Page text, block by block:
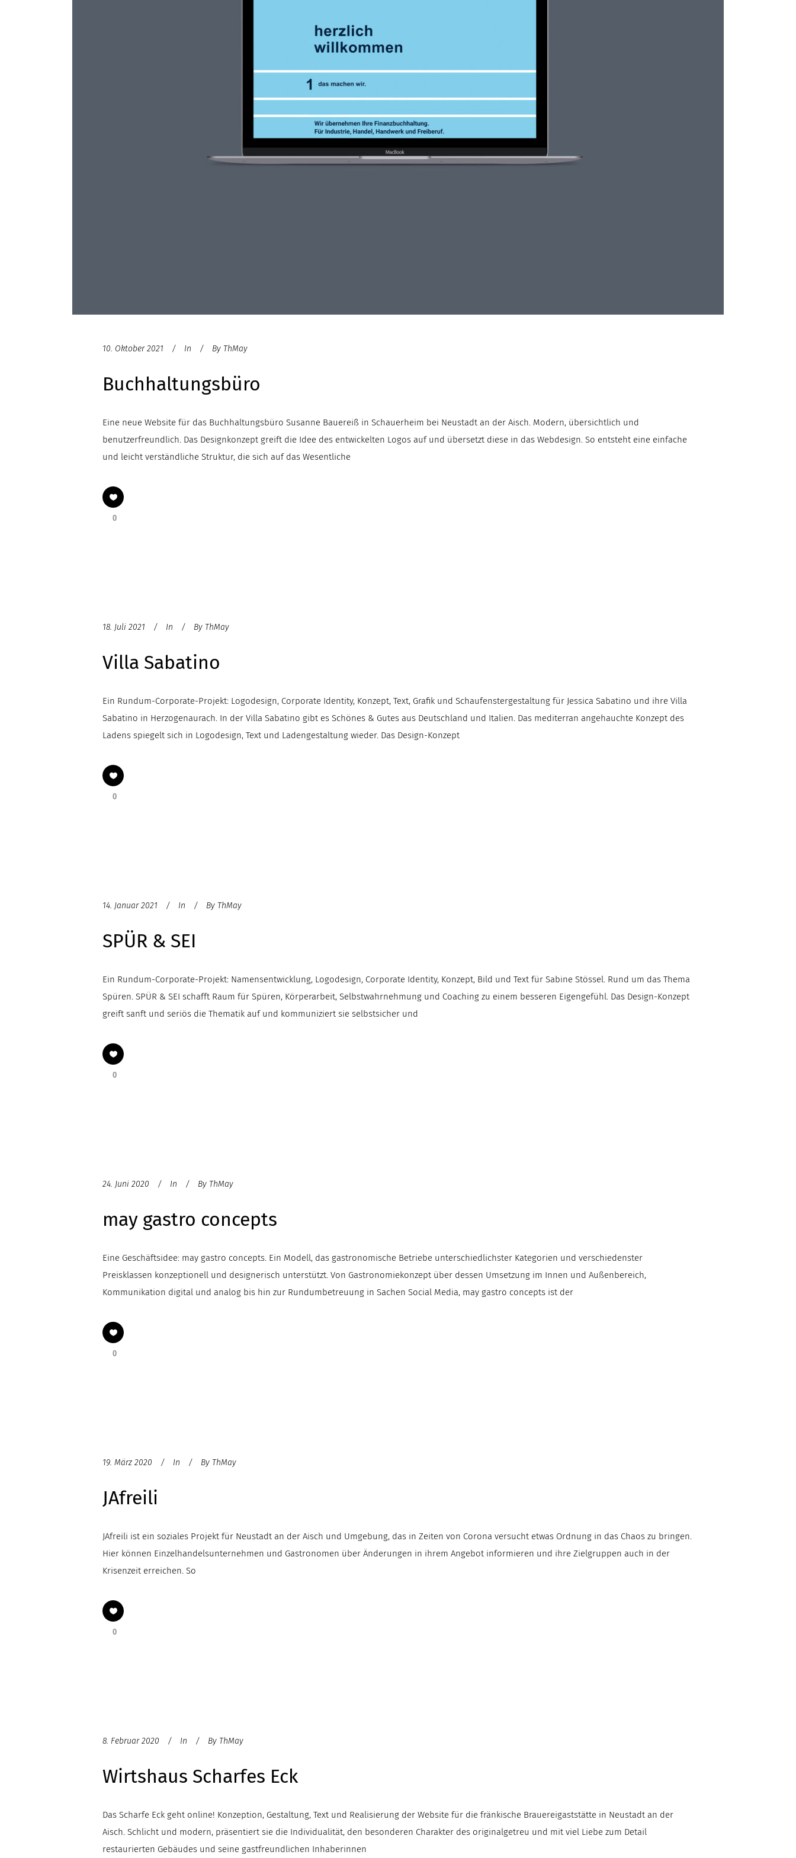
10. Oktober 2021 In By ThMay
Buchhaltungsbüro
Eine neue Website für das Buchhaltungsbüro Susanne Bauereiß in Schauerheim bei Neustadt an der Aisch. Modern, übersichtlich und
benutzerfreundlich. Das Designkonzept greift die Idee des entwickelten Logos auf und übersetzt diese in das Webdesign. So entsteht eine einfache
und leicht verständliche Struktur, die sich auf das Wesentliche
0
18. Juli 2021 In By ThMay
Villa Sabatino
Ein Rundum-Corporate-Projekt: Logodesign, Corporate Identity, Konzept, Text, Grafik und Schaufenstergestaltung für Jessica Sabatino und ihre Villa
Sabatino in Herzogenaurach. In der Villa Sabatino gibt es Schönes & Gutes aus Deutschland und Italien. Das mediterran angehauchte Konzept des
Ladens spiegelt sich in Logodesign, Text und Ladengestaltung wieder. Das Design-Konzept
0
14. Januar 2021 In By ThMay
SPÜR & SEI
Ein Rundum-Corporate-Projekt: Namensentwicklung, Logodesign, Corporate Identity, Konzept, Bild und Text für Sabine Stössel. Rund um das Thema
Spüren. SPÜR & SEI schafft Raum für Spüren, Körperarbeit, Selbstwahrnehmung und Coaching zu einem besseren Eigengefühl. Das Design-Konzept
greift sanft und seriös die Thematik auf und kommuniziert sie selbstsicher und
0
24. Juni 2020 In By ThMay
may gastro concepts
Eine Geschäftsidee: may gastro concepts. Ein Modell, das gastronomische Betriebe unterschiedlichster Kategorien und verschiedenster
Preisklassen konzeptionell und designerisch unterstützt. Von Gastronomiekonzept über dessen Umsetzung im Innen und Außenbereich,
Kommunikation digital und analog bis hin zur Rundumbetreuung in Sachen Social Media, may gastro concepts ist der
0
19. März 2020 In By ThMay
JAfreili
JAfreili ist ein soziales Projekt für Neustadt an der Aisch und Umgebung, das in Zeiten von Corona versucht etwas Ordnung in das Chaos zu bringen.
Hier können Einzelhandelsunternehmen und Gastronomen über Änderungen in ihrem Angebot informieren und ihre Zielgruppen auch in der
Krisenzeit erreichen. So
0
8. Februar 2020 In By ThMay
Wirtshaus Scharfes Eck
Das Scharfe Eck geht online! Konzeption, Gestaltung, Text und Realisierung der Website für die fränkische Brauereigaststätte in Neustadt an der
Aisch. Schlicht und modern, präsentiert sie die Individualität, den besonderen Charakter des originalgetreu und mit viel Liebe zum Detail
restaurierten Gebäudes und seine gastfreundlichen Inhaberinnen